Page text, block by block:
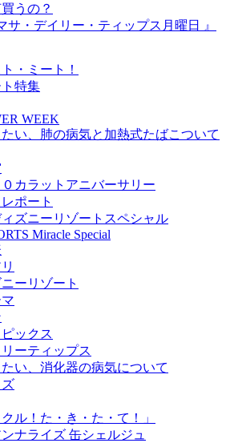
うの？
サ・デイリー・ティップス月曜日 』
・ミート！
特集
WEEK
い、肺の病気と加熱式たばこついて
０カラットアニバーサリー
ポート
ズニーリゾートスペシャル
Miracle Special
ーリゾート
ックス
ーティップス
い、消化器の病気について
ル！た・き・た・て！」
ナライズ 缶シェルジュ